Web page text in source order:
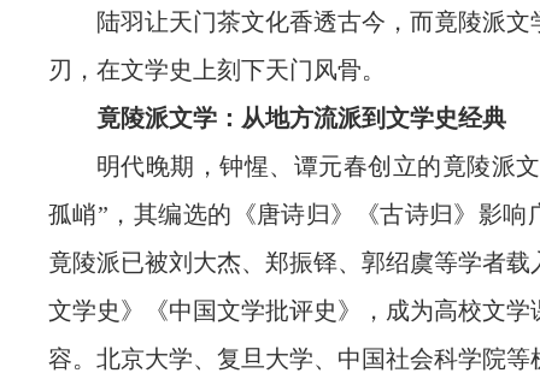
陆羽让天门茶文化香透古今，而竟陵派文
刃，在文学史上刻下天门风骨。
竟陵派文学：从地方流派到文学史经典
明代晚期，钟惺、谭元春创立的竟陵派
孤峭”，其编选的《唐诗归》《古诗归》影响
竟陵派已被刘大杰、郑振铎、郭绍虞等学者载
文学史》《中国文学批评史》，成为高校文学
容。北京大学、复旦大学、中国社会科学院等